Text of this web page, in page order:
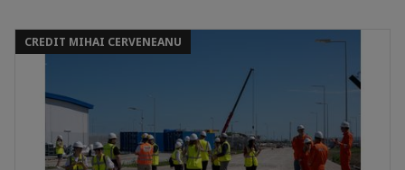
CREDIT MIHAI CERVENEANU